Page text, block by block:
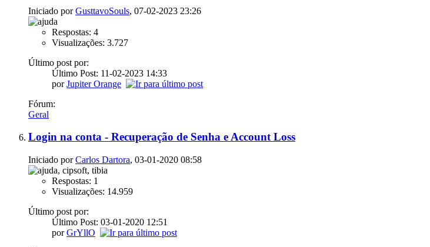
Iniciado porGusttavoSouls, 07-02-2023 23:26
Respostas: 4
Visualizações: 3.727
Último post por:
Último Post: 11-02-2023 14:33
porJupiter Orange
Fórum:
Geral
Login na conta - Recuperação de Senha e Account Loss
Iniciado porCarlos Dartora, 03-01-2020 08:58
Respostas: 1
Visualizações: 14.959
Último post por:
Último Post: 03-01-2020 12:51
porGrYllO